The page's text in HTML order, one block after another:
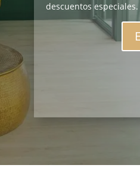
descuentos especiales.